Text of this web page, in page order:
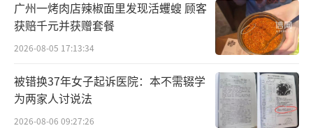
广州一烤肉店辣椒面里发现活蠼螋 顾客
获赔千元并获赠套餐
2026-08-05 17:13:34
被错换37年女子起诉医院：本不需辍学
为两家人讨说法
2026-08-06 09:27:26